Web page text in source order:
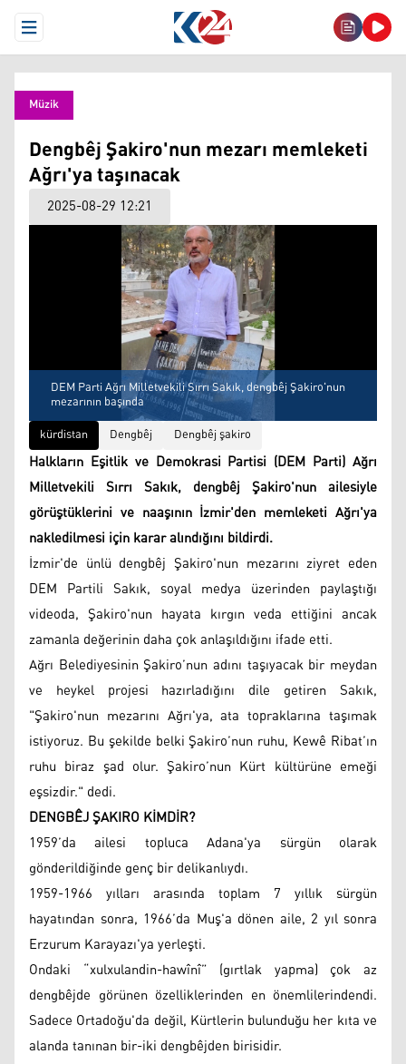
Open Menu
Müzik
Dengbêj Şakiro'nun mezarı memleketi
Ağrı'ya taşınacak
2025-08-29 12:21
DEM Parti Ağrı Milletvekili Sırrı Sakık, dengbêj Şakiro'nun
mezarının başında
kürdistan
Dengbêj Dengbêj şakiro
Halkların Eşitlik ve Demokrasi Partisi (DEM Parti) Ağrı
Milletvekili Sırrı Sakık, dengbêj Şakiro'nun ailesiyle
görüştüklerini ve naaşının İzmir'den memleketi Ağrı'ya
nakledilmesi için karar alındığını bildirdi.
İzmir'de ünlü dengbêj Şakiro'nun mezarını ziyret eden
DEM Partili Sakık, soyal medya üzerinden paylaştığı
videoda, Şakiro'nun hayata kırgın veda ettiğini ancak
zamanla değerinin daha çok anlaşıldığını ifade etti.
Ağrı Belediyesinin Şakiro’nun adını taşıyacak bir meydan
ve heykel projesi hazırladığını dile getiren Sakık,
"Şakiro'nun mezarını Ağrı'ya, ata topraklarına taşımak
istiyoruz. Bu şekilde belki Şakiro’nun ruhu, Kewê Ribat’ın
ruhu biraz şad olur. Şakiro’nun Kürt kültürüne emeği
eşsizdir." dedi.
DENGBÊJ ŞAKIRO KİMDİR?
1959’da ailesi topluca Adana'ya sürgün olarak
gönderildiğinde genç bir delikanlıydı.
1959-1966 yılları arasında toplam 7 yıllık sürgün
hayatından sonra, 1966’da Muş'a dönen aile, 2 yıl sonra
Erzurum Karayazı'ya yerleşti.
Ondaki “xulxulandin-hawînî” (gırtlak yapma) çok az
dengbêjde görünen özelliklerinden en önemlilerindendi.
Sadece Ortadoğu'da değil, Kürtlerin bulunduğu her kıta ve
alanda tanınan bir-iki dengbêjden birisidir.